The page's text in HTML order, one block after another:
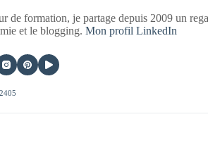
de formation, je partage depuis 2009 un
et le blogging.Mon profil LinkedIn